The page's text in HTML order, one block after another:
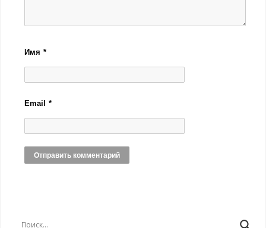
Имя*
Email*